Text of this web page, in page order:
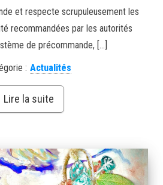
et respecte scrupuleusement les
recommandées par les autorités
de précommande, […]
: Actualités
Lire la suite